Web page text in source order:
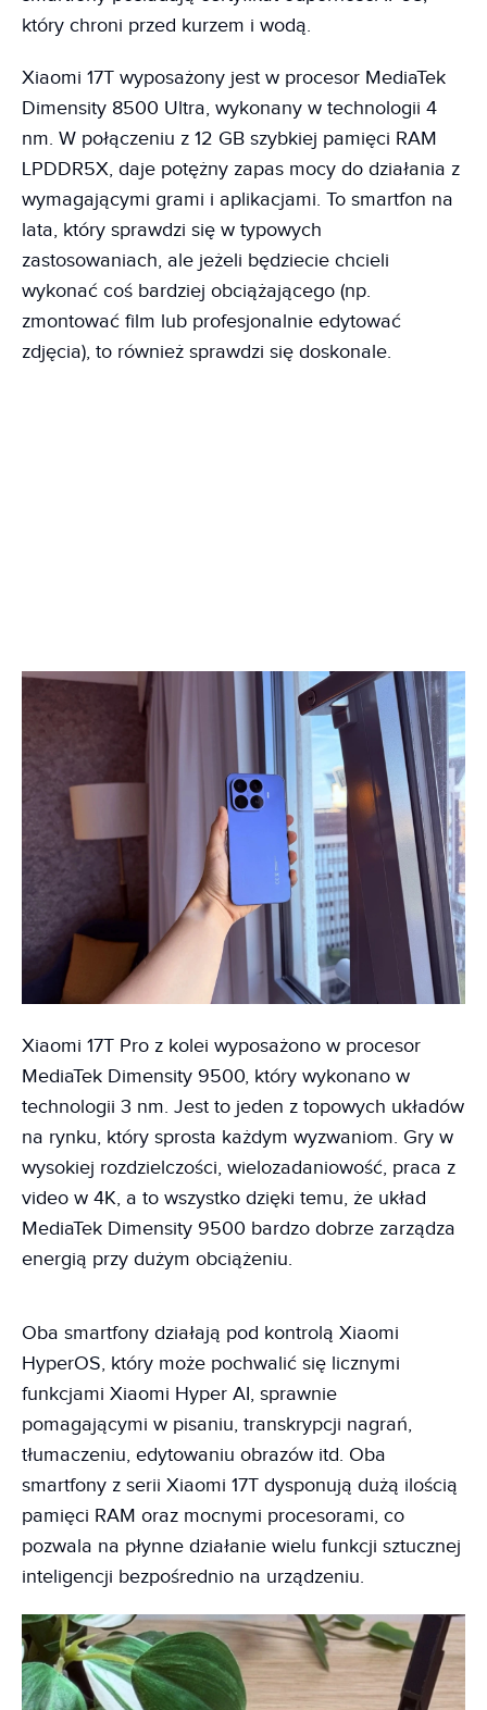
który chroni przed kurzem i wodą.
Xiaomi 17T wyposażony jest w procesor MediaTek
Dimensity 8500 Ultra, wykonany w technologii 4
nm. W połączeniu z 12 GB szybkiej pamięci RAM
LPDDR5X, daje potężny zapas mocy do działania z
wymagającymi grami i aplikacjami. To smartfon na
lata, który sprawdzi się w typowych
zastosowaniach, ale jeżeli będziecie chcieli
wykonać coś bardziej obciążającego (np.
zmontować film lub profesjonalnie edytować
zdjęcia), to również sprawdzi się doskonale.
Xiaomi 17T Pro z kolei wyposażono w procesor
MediaTek Dimensity 9500, który wykonano w
technologii 3 nm. Jest to jeden z topowych układów
na rynku, który sprosta każdym wyzwaniom. Gry w
wysokiej rozdzielczości, wielozadaniowość, praca z
video w 4K, a to wszystko dzięki temu, że układ
MediaTek Dimensity 9500 bardzo dobrze zarządza
energią przy dużym obciążeniu.
Oba smartfony działają pod kontrolą Xiaomi
HyperOS, który może pochwalić się licznymi
funkcjami Xiaomi Hyper AI, sprawnie
pomagającymi w pisaniu, transkrypcji nagrań,
tłumaczeniu, edytowaniu obrazów itd. Oba
smartfony z serii Xiaomi 17T dysponują dużą ilością
pamięci RAM oraz mocnymi procesorami, co
pozwala na płynne działanie wielu funkcji sztucznej
inteligencji bezpośrednio na urządzeniu.